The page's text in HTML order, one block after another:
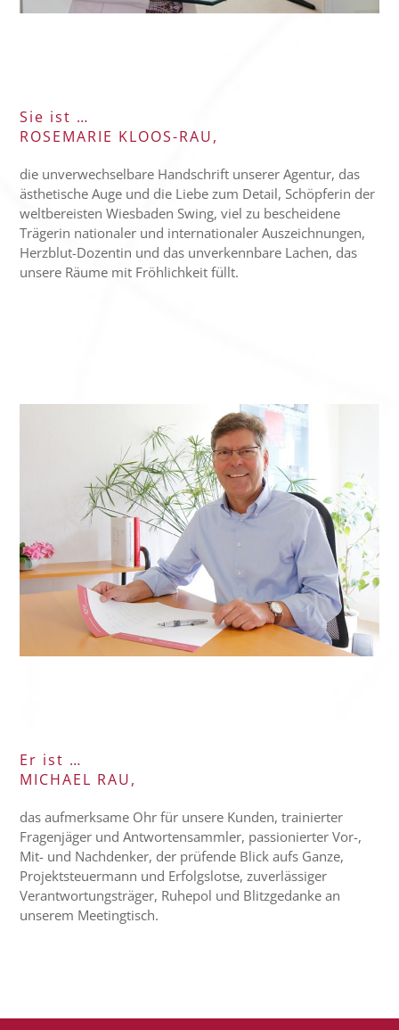
Sie ist …
ROSEMARIE KLOOS-RAU,
die unverwechselbare Handschrift unserer Agentur, das
ästhetische Auge und die Liebe zum Detail, Schöpferin der
weltbereisten Wiesbaden Swing, viel zu bescheidene
Trägerin nationaler und internationaler Auszeichnungen,
Herzblut-Dozentin und das unverkennbare Lachen, das
unsere Räume mit Fröhlichkeit füllt.
Er ist …
MICHAEL RAU,
das aufmerksame Ohr für unsere Kunden, trainierter
Fragenjäger und Antwortensammler, passionierter Vor-,
Mit- und Nachdenker, der prüfende Blick aufs Ganze,
Projektsteuermann und Erfolgslotse, zuverlässiger
Verantwortungsträger, Ruhepol und Blitzgedanke an
unserem Meetingtisch.